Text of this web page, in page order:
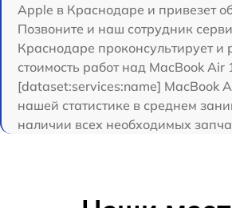
Apple в Краснодаре и привезет
Позвоните и наш сотрудник
Краснодаре проконсультирует и
стоимость работ над MacBook Air
[dataset:services:name] MacBook
нашей статистике в среднем
наличии всех необходимых